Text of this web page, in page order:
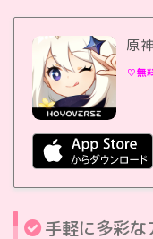
原神
♡無
手軽に多彩